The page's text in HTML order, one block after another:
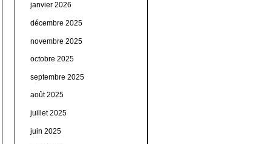
janvier 2026
décembre 2025
novembre 2025
octobre 2025
septembre 2025
août 2025
juillet 2025
juin 2025